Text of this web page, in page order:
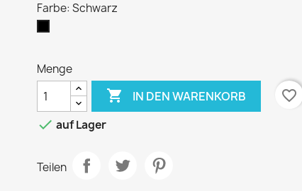
Farbe: Schwarz
Menge
 IN DEN WARENKORB
favorite_border
 auf Lager
Teilen